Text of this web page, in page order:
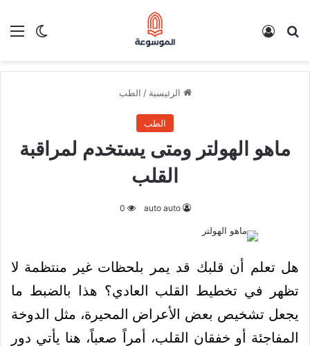
الوضع بحث عن
الرئيسية / الطب
الطب
ماهو الهولتر ومتى يستخدم لمراقبة
القلب
auto auto
0
هل تعلم أن قلبك قد يمر بلحظات غير منتظمة لا
تظهر في تخطيط القلب العادي؟ هذا بالضبط ما
يجعل تشخيص بعض الأعراض المحيرة، مثل الدوخة
المفاجئة أو خفقان القلب، أمراً صعباً، هنا يأتي دور